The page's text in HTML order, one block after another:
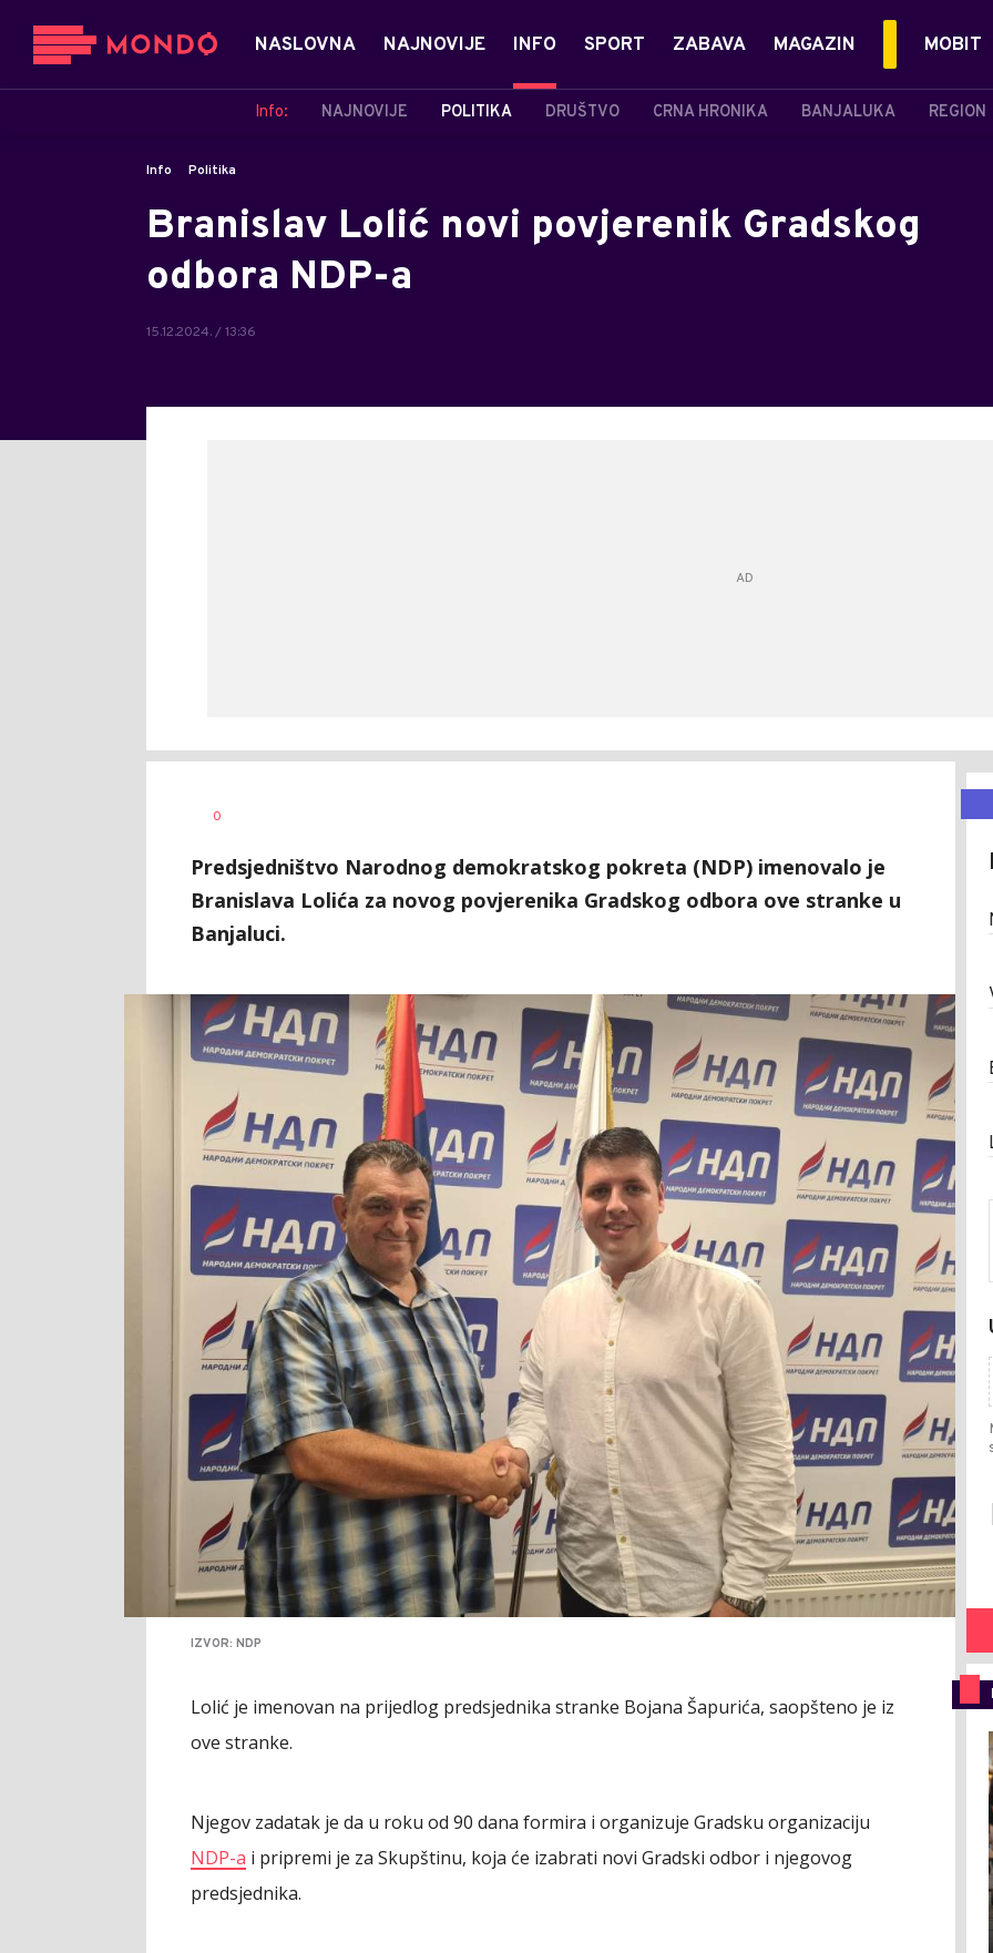
NASLOVNA NAJNOVIJE INFO
Info: NAJNOVIJE POLITIKA DRUŠTVO CRNA HRONIKA BANJALUKA REGION
SPORT ZABAVA MAGAZIN MOBIT
Info Politika
Branislav Lolić novi povjerenik Gradskog
odbora NDP-a
15.12.2024. / 13:36
AUTOR
0
Predsjedništvo Narodnog demokratskog pokreta (NDP) imenovalo je
Branislava Lolića za novog povjerenika Gradskog odbora ove stranke u
Banjaluci.
IZVOR: NDP
Lolić je imenovan na prijedlog predsjednika stranke Bojana Šapurića, saopšteno je iz
ove stranke.
Njegov zadatak je da u roku od 90 dana formira i organizuje Gradsku organizaciju
NDP-a i pripremi je za Skupštinu, koja će izabrati novi Gradski odbor i njegovog
predsjednika.